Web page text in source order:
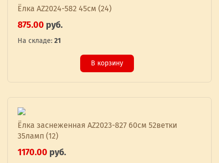
Ёлка AZ2024-582 45см (24)
875.00 руб.
На складе: 21
В корзину
Ёлка заснеженная AZ2023-827 60см 52ветки
35ламп (12)
1170.00 руб.